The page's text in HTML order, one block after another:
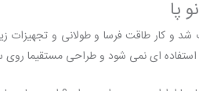
پا
و کار طاقت فرسا و طولانی و تجهیزات
ای نمی شود و طراحی مستقیما روی